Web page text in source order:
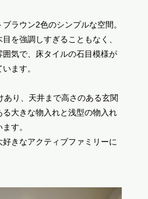
ラウン2色のシンプルな空間。
を強調しすぎることもなく、
気で、床タイルの石目模様が
ます。
あり、天井まで高さのある玄関
大きな物入れと浅型の物入れ
す。
きなアクティブファミリーに